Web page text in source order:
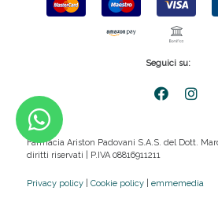
Seguici su:
Farmacia Ariston Padovani S.A.S. del Dott.
diritti riservati | P.IVA 08816911211
Privacy policy| Cookie policy| emmemedia